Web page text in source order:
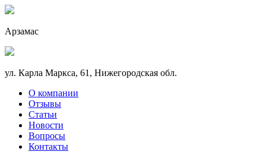
Арзамас
ул. Карла Маркса, 61, Нижегородская обл.
О компании
Отзывы
Статьи
Новости
Вопросы
Контакты